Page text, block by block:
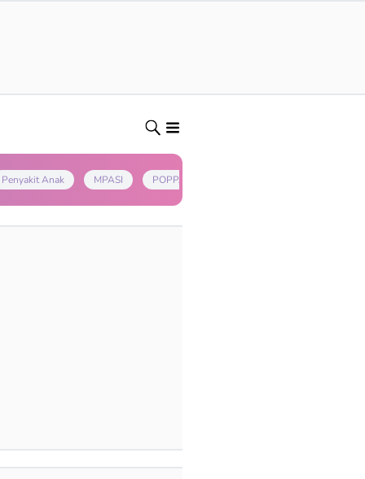
Penyakit Anak MPASI POPPAPA